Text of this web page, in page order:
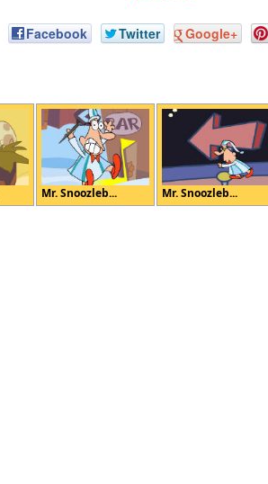
Facebook Twitter Google+
Mr. Snoozleb... Mr. Snoozleb...